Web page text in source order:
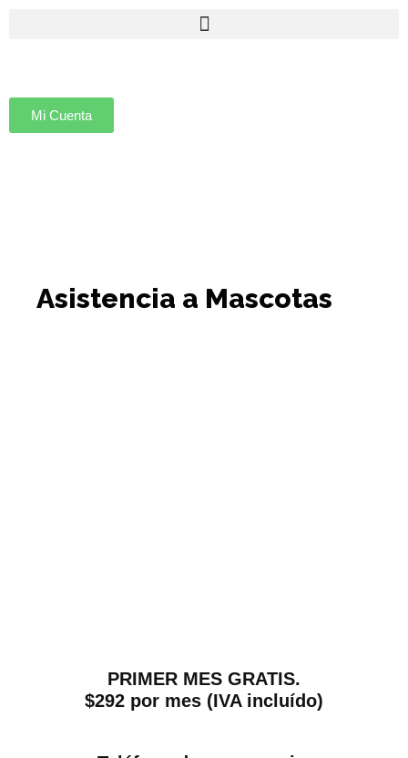
Mi Cuenta
Asistencia a Mascotas
PRIMER MES GRATIS.
$292 por mes (IVA incluído)